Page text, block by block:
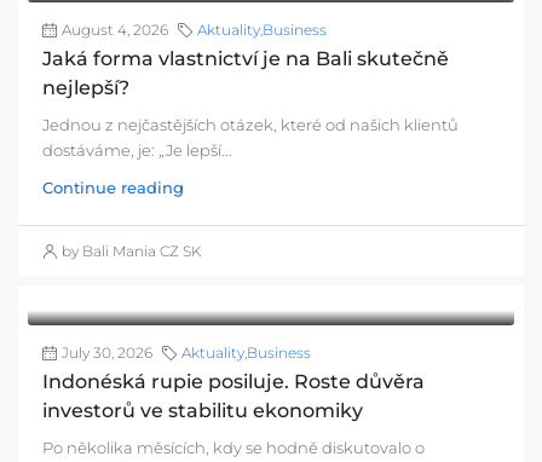
August 4, 2026 Aktuality,Business
Jaká forma vlastnictví je na Bali skutečně
nejlepší?
Jednou z nejčastějších otázek, které od našich klientů
dostáváme, je: „Je lepší...
Continue reading
by Bali Mania CZ SK
July 30, 2026 Aktuality,Business
Indonéská rupie posiluje. Roste důvěra
investorů ve stabilitu ekonomiky
Po několika měsících, kdy se hodně diskutovalo o